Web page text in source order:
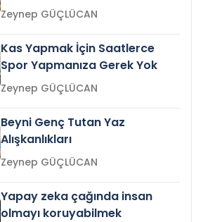
Zeynep GÜÇLÜCAN
Kas Yapmak İçin Saatlerce
Spor Yapmanıza Gerek Yok
Zeynep GÜÇLÜCAN
Beyni Genç Tutan Yaz
Alışkanlıkları
Zeynep GÜÇLÜCAN
Yapay zeka çağında insan
olmayı koruyabilmek